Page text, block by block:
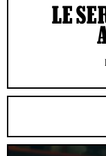
LE